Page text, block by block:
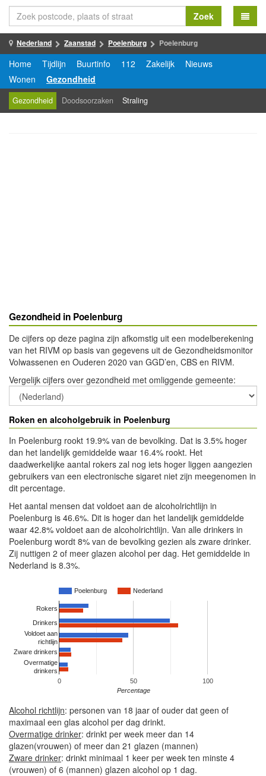
Zoek
Nederland Zaanstad Poelenburg Poelenburg
Home Tijdlijn Buurtinfo 112 Zakelijk
Nieuws
Wonen
Gezondheid
Gezondheid Doodsoorzaken Straling
Gezondheid in Poelenburg
De cijfers op deze pagina zijn afkomstig uit een modelberekening
van het RIVM op basis van gegevens uit de Gezondheidsmonitor
Volwassenen en Ouderen 2020 van GGD’en, CBS en RIVM.
Vergelijk cijfers over gezondheid met omliggende gemeente:
Roken en alcoholgebruik in Poelenburg
In Poelenburg rookt 19.9% van de bevolking. Dat is 3.5% hoger
dan het landelijk gemiddelde waar 16.4% rookt. Het
daadwerkelijke aantal rokers zal nog iets hoger liggen aangezien
gebruikers van een electronische sigaret niet zijn meegenomen in
dit percentage.
Het aantal mensen dat voldoet aan de alcoholrichtlijn in
Poelenburg is 46.6%. Dit is hoger dan het landelijk gemiddelde
waar 42.8% voldoet aan de alcoholrichtlijn. Van alle drinkers in
Poelenburg wordt 8% van de bevolking gezien als zware drinker.
Zij nuttigen 2 of meer glazen alcohol per dag. Het gemiddelde in
Nederland is 8.3%.
Poelenburg Nederland
0 50 100
Rokers
Drinkers
Voldoet aan
richtlijn
Zware drinkers
Overmatige
drinkers
Percentage
Alcohol richtlijn: personen van 18 jaar of ouder dat geen of
maximaal een glas alcohol per dag drinkt.
Overmatige drinker: drinkt per week meer dan 14
glazen(vrouwen) of meer dan 21 glazen (mannen)
Zware drinker: drinkt minimaal 1 keer per week ten minste 4
(vrouwen) of 6 (mannen) glazen alcohol op 1 dag.